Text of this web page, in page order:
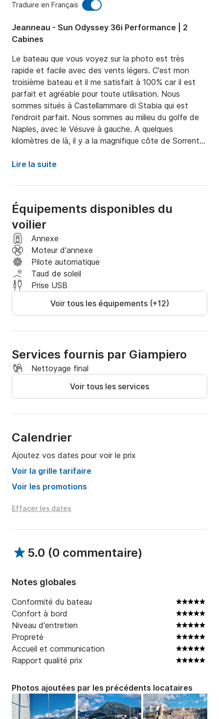
Traduire en Français
Jeanneau - Sun Odyssey 36i Performance | 2
Cabines
Le bateau que vous voyez sur la photo est très
rapide et facile avec des vents légers. C'est mon
troisième bateau et il me satisfait à 100% car il est
parfait et agréable pour toute utilisation. Nous
sommes situés à Castellammare di Stabia qui est
l'endroit parfait. Nous sommes au milieu du golfe de
Naples, avec le Vésuve à gauche. A quelques
kilomètres de là, il y a la magnifique côte de Sorrente,
kilomètres plus loin Capri, Nerano, Positano, Amalfi
jours supplémentaires, nous pouvons également visiter
Ischia, Procida et les îles Pontines, ou de l'autre côté,
traverser le golfe de Salerne, la côte du Cilento avec
Castellabate, Acciaroli, Palinuro et Maratea.
Profiter de la mer en naviguant sur ces lieux
incroyables, à mon humble avis est une valeur ajoutée
et il me fait plaisir de la partager avec vous.
Lire la suite
Équipements disponibles du
voilier
Annexe
Moteur d'annexe
Pilote automatique
Taud de soleil
Prise USB
Voir tous les équipements (+12)
Services fournis par Giampiero
Nettoyage final
Voir tous les services
Calendrier
Ajoutez vos dates pour voir le prix
Voir la grille tarifaire
Voir les promotions
Effacer les dates
5.0 (0 commentaire)
Notes globales
Conformité du bateau
Confort à bord
Niveau d'entretien
Propreté
Accueil et communication
Rapport qualité prix
Photos ajoutées par les précédents locataires